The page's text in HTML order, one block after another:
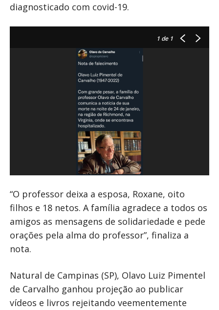
diagnosticado com covid-19.
1 de 1
“O professor deixa a esposa, Roxane, oito
filhos e 18 netos. A família agradece a todos os
amigos as mensagens de solidariedade e pede
orações pela alma do professor”, finaliza a
nota.
Natural de Campinas (SP), Olavo Luiz Pimentel
de Carvalho ganhou projeção ao publicar
vídeos e livros rejeitando veementemente